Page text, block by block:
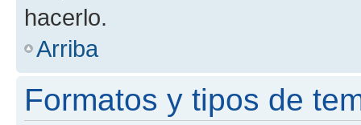
hacerlo.
Arriba
Formatos y tipos de